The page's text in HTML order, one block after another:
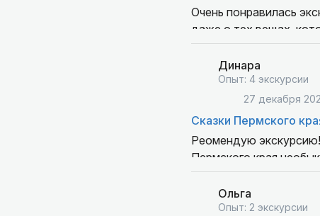
Очень понравилась
даже о тех вещах,
города. Сразу
Динара
Опыт: 4 экскурсии
27 декабря
Сказки Пермского
Реомендую
Пермского края
Виктор
интересного о крае!!!
Всем приятных
Ольга
Опыт: 2 экскурсии